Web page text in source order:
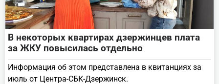
В некоторых квартирах дзержинцев плата
за ЖКУ повысилась отдельно
Информация об этом представлена в квитанциях за
июль от Центра-СБК-Дзержинск.